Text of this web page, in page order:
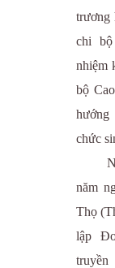
trương
chi bộ
nhiệm
bộ
hướng
chức
năm
Thọ
lập
truyền